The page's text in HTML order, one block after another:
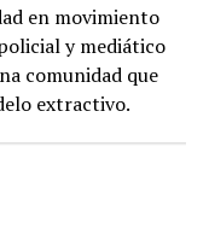
en movimiento
y mediático
comunidad que
extractivo.